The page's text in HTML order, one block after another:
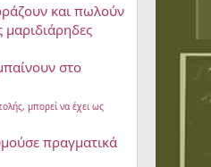
και πωλούν
μαριδιάρηδες
στο
μπορεί να έχει ως
πραγματικά